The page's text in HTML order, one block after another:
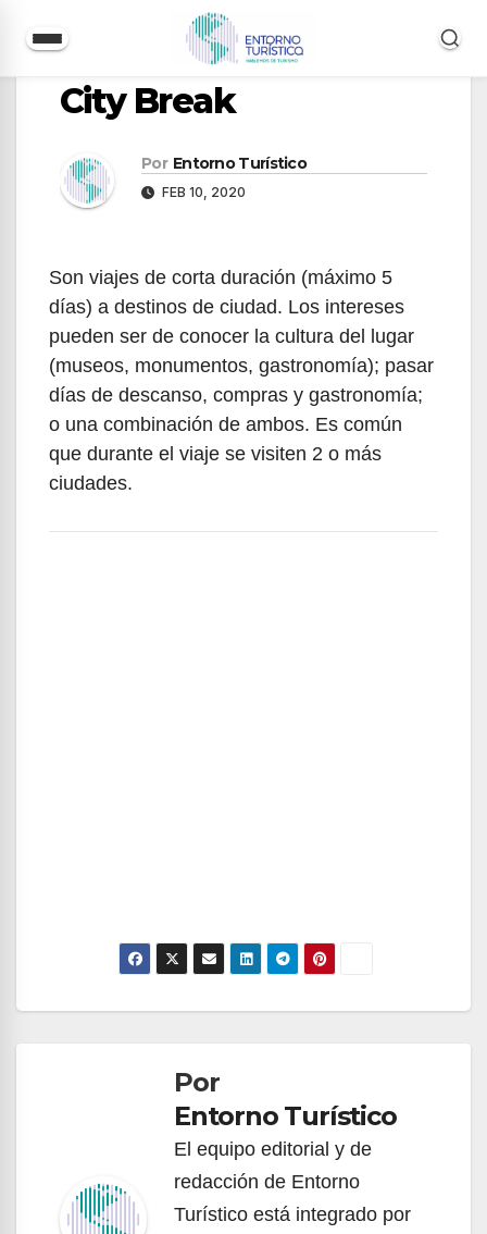
City Break
Por Entorno Turístico
FEB 10, 2020
Son viajes de corta duración (máximo 5
días) a destinos de ciudad. Los intereses
pueden ser de conocer la cultura del lugar
(museos, monumentos, gastronomía); pasar
días de descanso, compras y gastronomía;
o una combinación de ambos. Es común
que durante el viaje se visiten 2 o más
ciudades.
Por
Entorno Turístico
El equipo editorial y de
redacción de Entorno
Turístico está integrado por